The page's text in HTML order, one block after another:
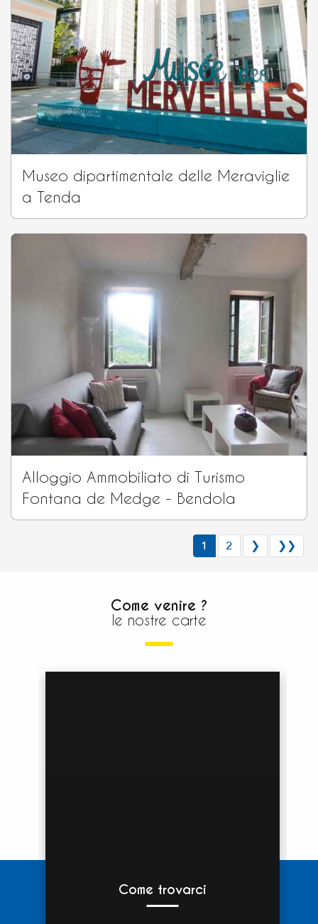
Museo dipartimentale delle Meraviglie
a Tenda
Alloggio Ammobiliato di Turismo
Fontana de Medge - Bendola
1 2 ❯ ❯❯
Come venire ?
le nostre carte
Come trovarci